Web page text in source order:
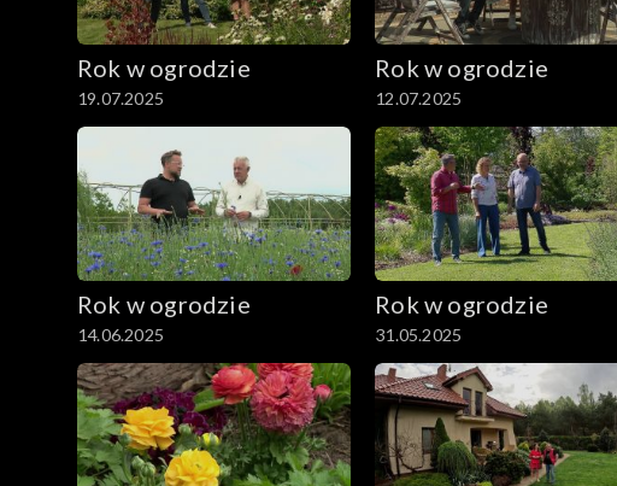
Rok w ogrodzie
19.07.2025
Rok w ogrodzie
12.07.2025
Rok w ogrodzie
14.06.2025
Rok w ogrodzie
31.05.2025